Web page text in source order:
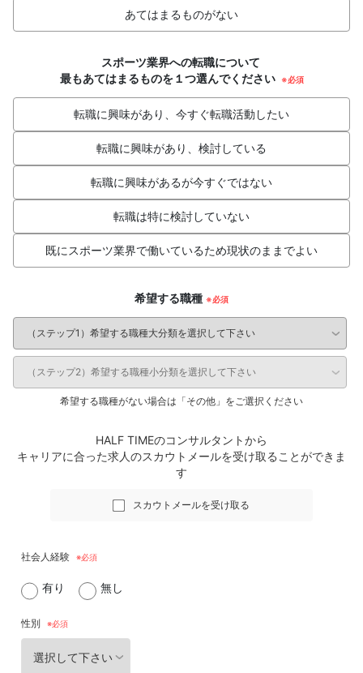
あてはまるものがない
スポーツ業界への転職について
最もあてはまるものを１つ選んでください ※必須
転職に興味があり、今すぐ転職活動したい
転職に興味があり、検討している
転職に興味があるが今すぐではない
転職は特に検討していない
既にスポーツ業界で働いているため現状のままでよい
希望する職種
希望する職種がない場合は「その他」をご選択ください
HALF TIMEのコンサルタントから
キャリアに合った求人のスカウトメールを受け取ることができま
す
スカウトメールを受け取る
社会人経験
有り 無し
性別